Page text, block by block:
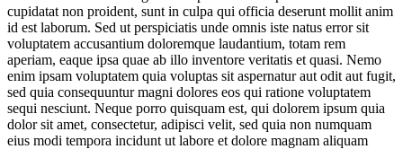
cupidatat non proident, sunt in culpa qui officia deserunt mollit anim
id est laborum. Sed ut perspiciatis unde omnis iste natus error sit
voluptatem accusantium doloremque laudantium, totam rem
aperiam, eaque ipsa quae ab illo inventore veritatis et quasi. Nemo
enim ipsam voluptatem quia voluptas sit aspernatur aut odit aut fugit,
sed quia consequuntur magni dolores eos qui ratione voluptatem
sequi nesciunt. Neque porro quisquam est, qui dolorem ipsum quia
dolor sit amet, consectetur, adipisci velit, sed quia non numquam
eius modi tempora incidunt ut labore et dolore magnam aliquam